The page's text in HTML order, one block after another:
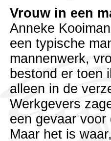
Vrouw in een
Anneke
een typische
mannenwerk,
bestond er toen
alleen in de
Werkgevers
een gevaar
Maar het is